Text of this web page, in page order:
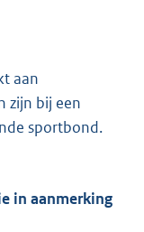
aan
zijn bij een
sportbond.
in aanmerking